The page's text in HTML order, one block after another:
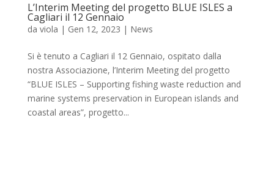
L’Interim Meeting del progetto BLUE ISLES a
Cagliari il 12 Gennaio
da viola | Gen 12, 2023 | News
Si è tenuto a Cagliari il 12 Gennaio, ospitato dalla
nostra Associazione, l’Interim Meeting del progetto
“BLUE ISLES – Supporting fishing waste reduction and
marine systems preservation in European islands and
coastal areas”, progetto...